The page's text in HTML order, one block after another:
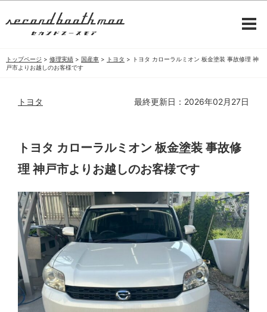
トップページ > 修理実績 > 国産車 > トヨタ > トヨタ カローラルミオン 板金塗装 事故修理 神
戸市よりお越しのお客様です
トヨタ 最終更新日：2026年02月27日
トヨタ カローラルミオン 板金塗装 事故修
理 神戸市よりお越しのお客様です